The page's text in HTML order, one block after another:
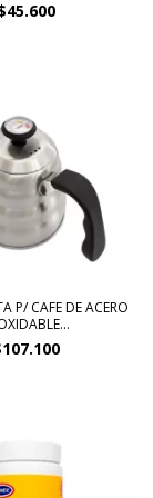
P/ CAFE DE ACERO